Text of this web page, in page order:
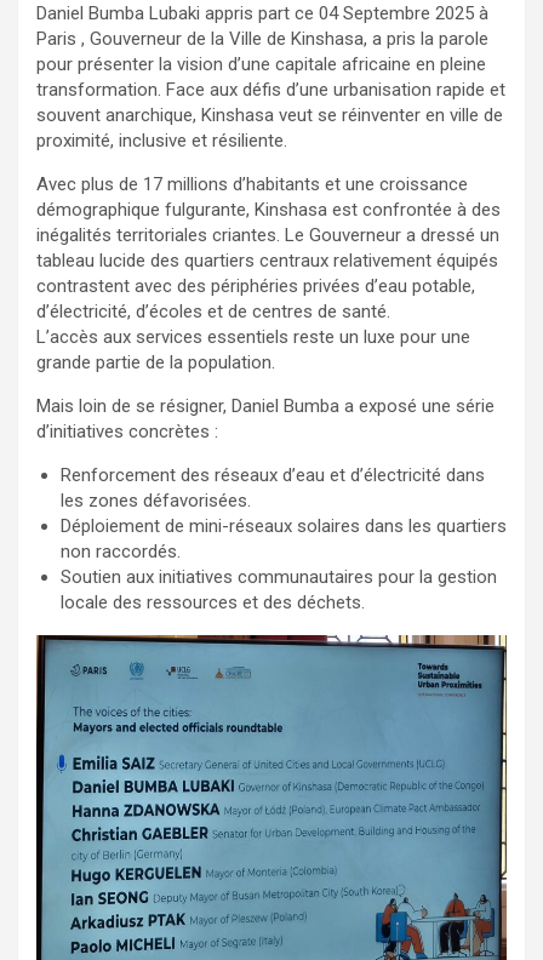
Daniel Bumba Lubaki appris part ce 04 Septembre 2025 à
Paris , Gouverneur de la Ville de Kinshasa, a pris la parole
pour présenter la vision d’une capitale africaine en pleine
transformation. Face aux défis d’une urbanisation rapide et
souvent anarchique, Kinshasa veut se réinventer en ville de
proximité, inclusive et résiliente.
Avec plus de 17 millions d’habitants et une croissance
démographique fulgurante, Kinshasa est confrontée à des
inégalités territoriales criantes. Le Gouverneur a dressé un
tableau lucide des quartiers centraux relativement équipés
contrastent avec des périphéries privées d’eau potable,
d’électricité, d’écoles et de centres de santé.
L’accès aux services essentiels reste un luxe pour une
grande partie de la population.
Mais loin de se résigner, Daniel Bumba a exposé une série
d’initiatives concrètes :
Renforcement des réseaux d’eau et d’électricité dans
les zones défavorisées.
Déploiement de mini-réseaux solaires dans les quartiers
non raccordés.
Soutien aux initiatives communautaires pour la gestion
locale des ressources et des déchets.